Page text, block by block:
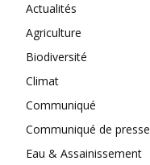
Actualités
Agriculture
Biodiversité
Climat
Communiqué
Communiqué de presse
Eau & Assainissement